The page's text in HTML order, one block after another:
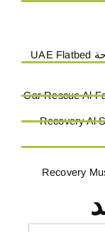
سطحة الامارات الى الدوحة UAE Flatbed